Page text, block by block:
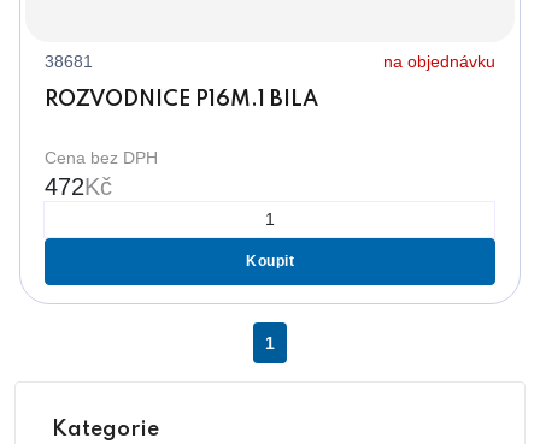
38681 na objednávku
ROZVODNICE P16M.1 BILA
Cena bez DPH
472Kč
Koupit
1
Kategorie